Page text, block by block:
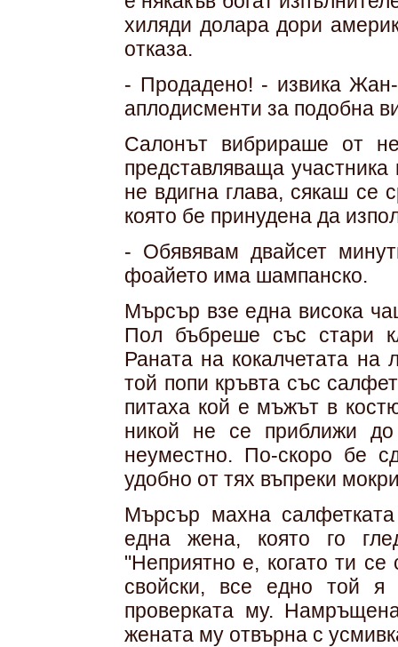
хиляди долара дори
отказа.
- Продадено! - извика
аплодисменти за подобна
Салонът вибрираше от
представляваща
не вдигна глава, сякаш се
която бе принудена да
- Обявявам двайсет
фоайето има шампанско.
Мърсър взе една висока
Пол бъбреше със стари
Раната на кокалчетата
той попи кръвта със
питаха кой е мъжът в
никой не се приближи
неуместно. По-скоро бе
удобно от тях въпреки
Мърсър махна
една жена, която го
"Неприятно е, когато ти
свойски, все едно той
проверката му.
жената му отвърна с